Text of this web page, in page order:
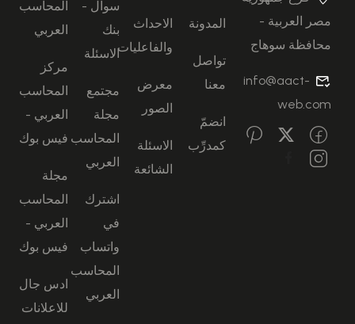
مصر العربية -
محافظة سوهاج
info@aact-
web.com
المدونة
تواصل
معنا
انضمّ
كمدرِّب
الاحداث
والفاعليات
معرض
الصور
الاسئلة
الشائعة
سوال -
بنك
الاسئلة
مجتمع
مجلة
المحاسب
العربي
اشترك
في
واتساب
المحاسب
العربي
المحاسب
العربي
مركز
المحاسب
العربي -
فيس بوك
مجلة
المحاسب
العربي -
فيس بوك
ادس جال
للاعلانات